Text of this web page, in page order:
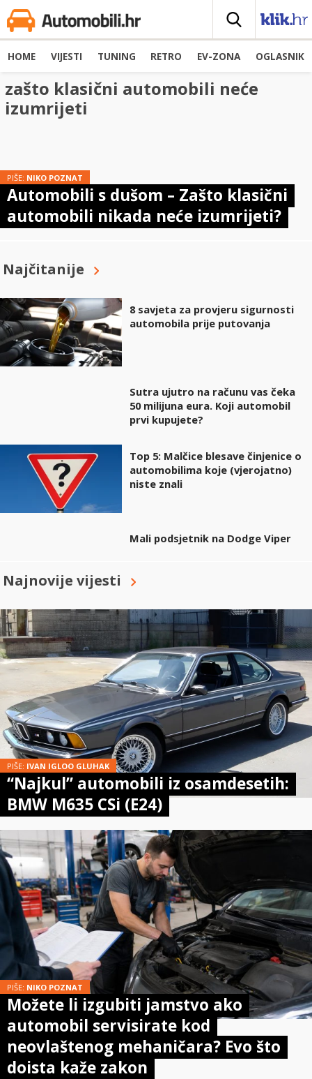
HOME VIJESTI TUNING RETRO EV-ZONA OGLASNIK
zašto klasični automobili neće
izumrijeti
PIŠE: NIKO POZNAT
Automobili s dušom – Zašto klasični
automobili nikada neće izumrijeti?
Najčitanije
8 savjeta za provjeru sigurnosti
automobila prije putovanja
Sutra ujutro na računu vas čeka
50 milijuna eura. Koji automobil
prvi kupujete?
Top 5: Malčice blesave činjenice o
automobilima koje (vjerojatno)
niste znali
Mali podsjetnik na Dodge Viper
Najnovije vijesti
PIŠE: IVAN IGLOO GLUHAK
“Najkul” automobili iz osamdesetih:
BMW M635 CSi (E24)
PIŠE: NIKO POZNAT
Možete li izgubiti jamstvo ako
automobil servisirate kod
neovlaštenog mehaničara? Evo što
doista kaže zakon